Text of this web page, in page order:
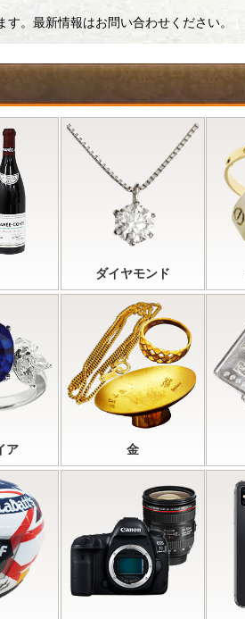
。最新情報はお問い合わせください。
ダイヤモンド
ア 金